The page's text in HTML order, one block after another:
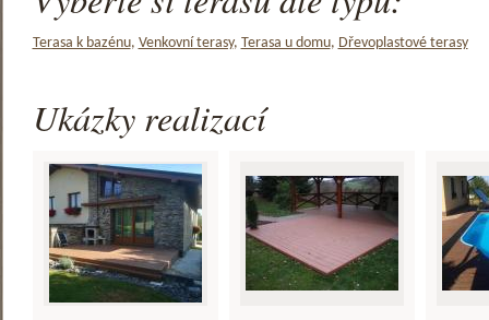
Terasa k bazénu, Venkovní terasy, Terasa u domu, Dřevoplastové terasy
Ukázky realizací